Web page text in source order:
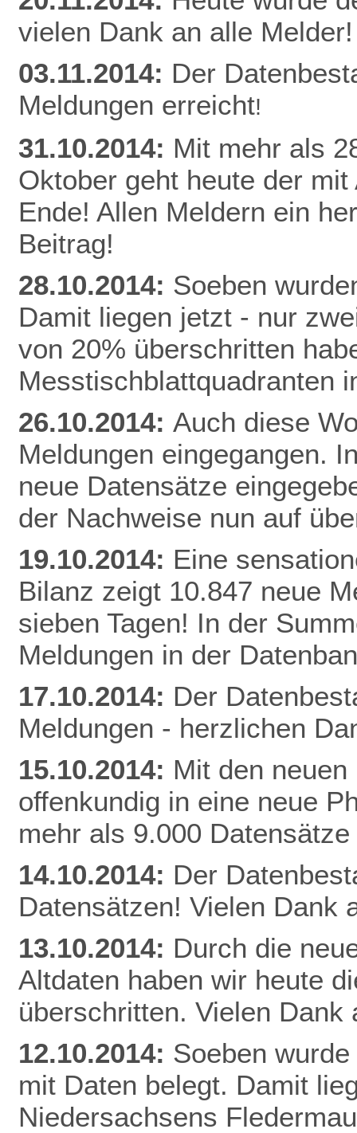
vielen Dank an alle Melder!
03.11.2014: Der
Meldungen erreicht!
31.10.2014: Mit mehr als
Oktober geht heute der
Ende! Allen Meldern ein
Beitrag!
28.10.2014: Soeben
Damit liegen jetzt - nur
von 20% überschritten
Messtischblattquadranten
26.10.2014: Auch diese
Meldungen eingegangen.
neue Datensätze
der Nachweise nun auf
19.10.2014: Eine
Bilanz zeigt 10.847 neue
sieben Tagen! In der
Meldungen in der
17.10.2014: Der
Meldungen - herzlichen
15.10.2014: Mit den
offenkundig in eine neue
mehr als 9.000
14.10.2014: Der
Datensätzen! Vielen Dank
13.10.2014: Durch die
Altdaten haben wir heute
überschritten. Vielen Dank
12.10.2014: Soeben
mit Daten belegt. Damit
Niedersachsens